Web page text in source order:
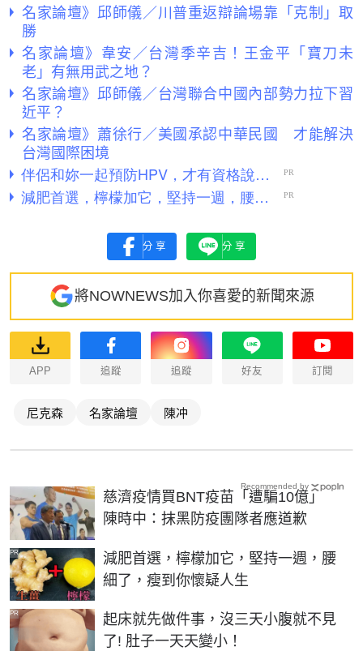
名家論壇》邱師儀／川普重返辯論場靠「克制」取
勝
名家論壇》韋安／台灣季辛吉！王金平「寶刀未
老」有無用武之地？
名家論壇》邱師儀／台灣聯合中國內部勢力拉下習
近平？
名家論壇》蕭徐行／美國承認中華民國 才能解決
台灣國際困境
分享 分享
將NOWNEWS加入你喜愛的新聞來源
APP 追蹤 追蹤 好友 訂閱
尼克森 名家論壇 陳冲
慈濟疫情買BNT疫苗「遭騙10億」
陳時中：抹黑防疫團隊者應道歉
減肥首選，檸檬加它，堅持一週，腰
細了，瘦到你懷疑人生
PR
起床就先做件事，沒三天小腹就不見
了! 肚子一天天變小！
PR
Recommended by